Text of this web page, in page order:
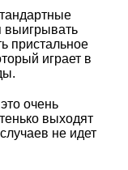
выигрывать
пристальное
играет в
очень
выходят
не идет